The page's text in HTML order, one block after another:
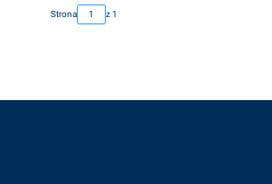
Strona z 1